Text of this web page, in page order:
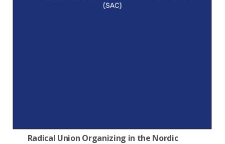
Radical Union Organizing in the Nordic